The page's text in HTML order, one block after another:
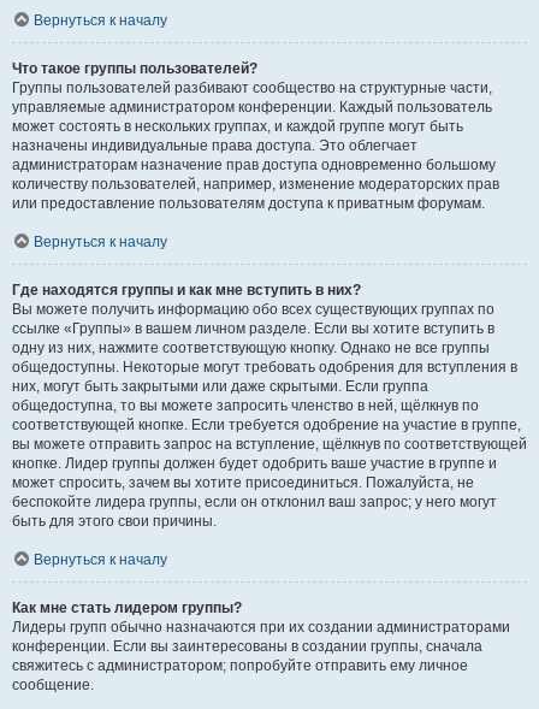
Вернуться к началу
Что такое группы пользователей?
Группы пользователей разбивают сообщество на структурные части,
управляемые администратором конференции. Каждый пользователь
может состоять в нескольких группах, и каждой группе могут быть
назначены индивидуальные права доступа. Это облегчает
администраторам назначение прав доступа одновременно большому
количеству пользователей, например, изменение модераторских прав
или предоставление пользователям доступа к приватным форумам.
Вернуться к началу
Где находятся группы и как мне вступить в них?
Вы можете получить информацию обо всех существующих группах по
ссылке «Группы» в вашем личном разделе. Если вы хотите вступить в
одну из них, нажмите соответствующую кнопку. Однако не все группы
общедоступны. Некоторые могут требовать одобрения для вступления в
них, могут быть закрытыми или даже скрытыми. Если группа
общедоступна, то вы можете запросить членство в ней, щёлкнув по
соответствующей кнопке. Если требуется одобрение на участие в группе,
вы можете отправить запрос на вступление, щёлкнув по соответствующей
кнопке. Лидер группы должен будет одобрить ваше участие в группе и
может спросить, зачем вы хотите присоединиться. Пожалуйста, не
беспокойте лидера группы, если он отклонил ваш запрос; у него могут
быть для этого свои причины.
Вернуться к началу
Как мне стать лидером группы?
Лидеры групп обычно назначаются при их создании администраторами
конференции. Если вы заинтересованы в создании группы, сначала
свяжитесь с администратором; попробуйте отправить ему личное
сообщение.